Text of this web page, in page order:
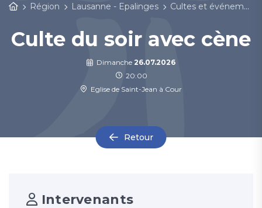
Région Lausanne - Epalinges Cultes et événements
Culte du soir avec cène
Dimanche 26.07.2026
20:00
Eglise de Saint-Jean à Cour
Retour
Intervenants